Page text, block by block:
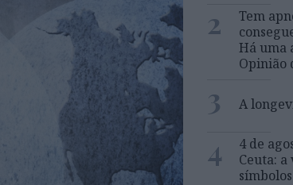
2
Tem
Há uma
Opinião
3 A
4
4 de
Ceuta:
símbolos